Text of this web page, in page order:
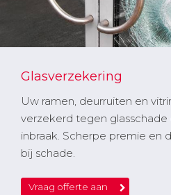
Glasverzekering
Uw ramen, deurruiten en
verzekerd tegen
inbraak. Scherpe premie en
bij schade.
Vraag offerte aan